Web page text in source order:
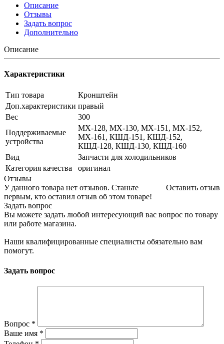
Описание
Отзывы
Задать вопрос
Дополнительно
Описание
Характеристики
Тип товара
Кронштейн
Доп.характеристики правый
Вес
300
Поддерживаемые
устройства
МХ-128, МХ-130, МХ-151, МХ-152,
МХ-161, КШД-151, КШД-152,
КШД-128, КШД-130, КШД-160
Вид
Запчасти для холодильников
Категория качества
оригинал
Отзывы
Оставить отзыв
У данного товара нет отзывов. Станьте
первым, кто оставил отзыв об этом товаре!
Задать вопрос
Вы можете задать любой интересующий вас вопрос по товару
или работе магазина.
Наши квалифицированные специалисты обязательно вам
помогут.
Задать вопрос
Вопрос *
Ваше имя *